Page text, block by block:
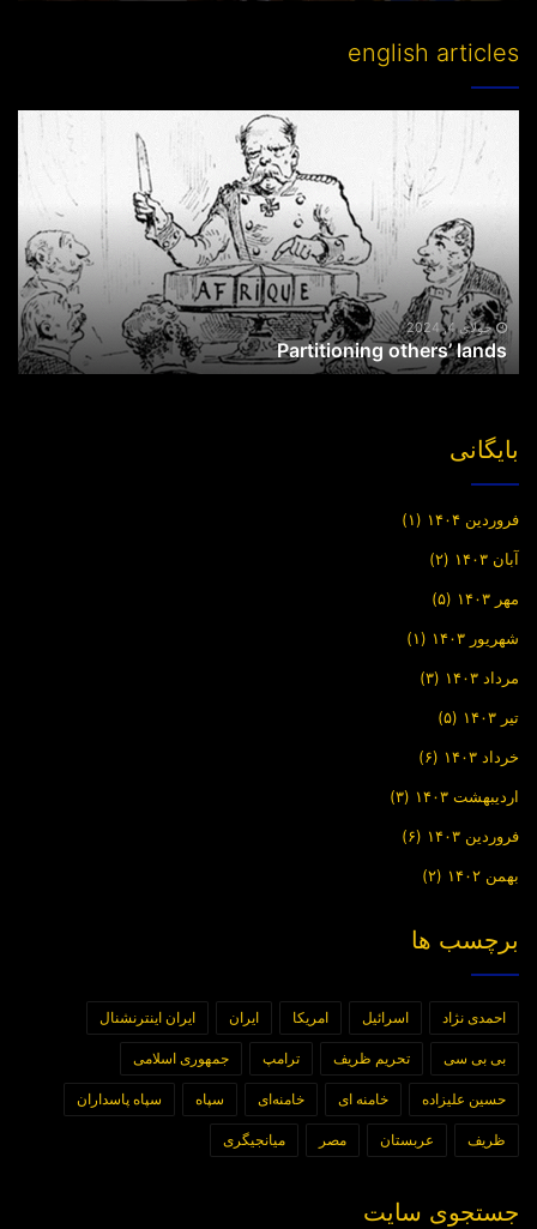
english articles
others’
جولای 4, 2024
Partitioning others’ lands
بایگانی
فروردین ۱۴۰۴ (۱)
آبان ۱۴۰۳ (۲)
مهر ۱۴۰۳ (۵)
شهریور ۱۴۰۳ (۱)
مرداد ۱۴۰۳ (۳)
تیر ۱۴۰۳ (۵)
خرداد ۱۴۰۳ (۶)
اردیبهشت ۱۴۰۳ (۳)
فروردین ۱۴۰۳ (۶)
بهمن ۱۴۰۲ (۲)
برچسب ها
احمدی نژاد اسرائیل امریکا ایران ایران اینترنشنال
بی بی سی تحریم ظریف ترامپ جمهوری اسلامی
حسین علیزاده خامنه ای خامنه‌ای سپاه سپاه پاسداران
ظریف عربستان مصر میانجیگری
جستجوی سایت